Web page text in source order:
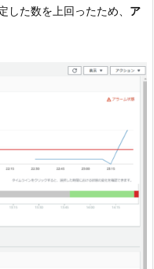
した数を上回ったため、 ア